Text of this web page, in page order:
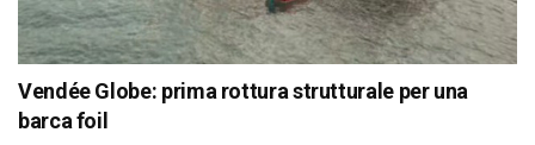
Vendée Globe: prima rottura strutturale per una
barca foil